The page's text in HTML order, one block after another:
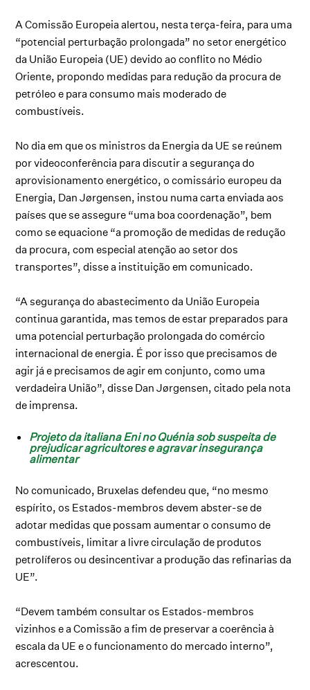
A Comissão Europeia alertou, nesta terça-feira, para uma
“potencial perturbação prolongada” no setor energético
da União Europeia (UE) devido ao conflito no Médio
Oriente, propondo medidas para redução da procura de
petróleo e para consumo mais moderado de
combustíveis.
No dia em que os ministros da Energia da UE se reúnem
por videoconferência para discutir a segurança do
aprovisionamento energético, o comissário europeu da
Energia, Dan Jørgensen, instou numa carta enviada aos
países que se assegure “uma boa coordenação”, bem
como se equacione “a promoção de medidas de redução
da procura, com especial atenção ao setor dos
transportes”, disse a instituição em comunicado.
“A segurança do abastecimento da União Europeia
continua garantida, mas temos de estar preparados para
uma potencial perturbação prolongada do comércio
internacional de energia. É por isso que precisamos de
agir já e precisamos de agir em conjunto, como uma
verdadeira União”, disse Dan Jørgensen, citado pela nota
de imprensa.
Projeto da italiana Eni no Quénia sob suspeita de
prejudicar agricultores e agravar insegurança
alimentar
No comunicado, Bruxelas defendeu que, “no mesmo
espírito, os Estados-membros devem abster-se de
adotar medidas que possam aumentar o consumo de
combustíveis, limitar a livre circulação de produtos
petrolíferos ou desincentivar a produção das refinarias da
UE”.
“Devem também consultar os Estados-membros
vizinhos e a Comissão a fim de preservar a coerência à
escala da UE e o funcionamento do mercado interno”,
acrescentou.